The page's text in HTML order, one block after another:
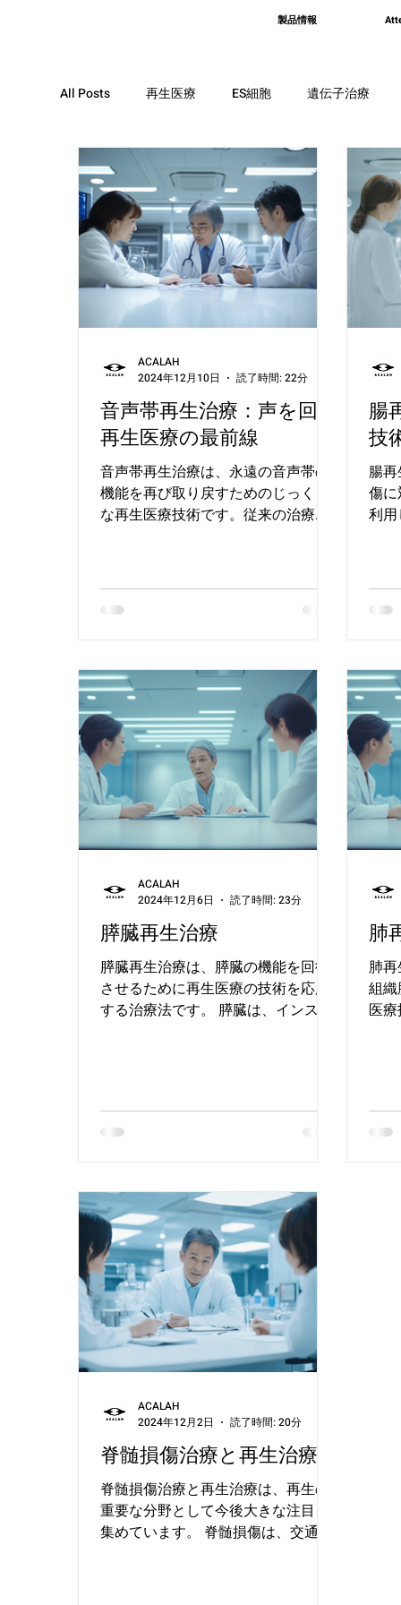
製品情報
All Posts 再生医療 ES細胞 遺伝子治療
脳梗塞 エクソソーム 歯
筋肉 肝臓 人工膵臓
音声帯再生治療：声を回復
再生医療の最前線
音声帯再生治療は、永遠の音声帯の
機能を再び取り戻すためのじっくり
な再生医療技術です。従来の治療で
なる可能性はありません。本記事で
ACALAH
2024年12月10日
読了時間: 22分
腸
技
腸再
傷に
利用
新
膵臓再生治療
膵臓再生治療は、膵臓の機能を回復
させるために再生医療の技術を応用
する治療法です。 膵臓は、インスリ
を補わなければなくなります。...
ACALAH
2024年12月6日
読了時間: 23分
肺
肺再
組織
医療
医療
を
脊髄損傷治療と再生治療
脊髄損傷治療と再生治療は、再生の
重要な分野として今後大きな注目を
集めています。 脊髄損傷は、交通事
ACALAH
2024年12月2日
読了時間: 20分